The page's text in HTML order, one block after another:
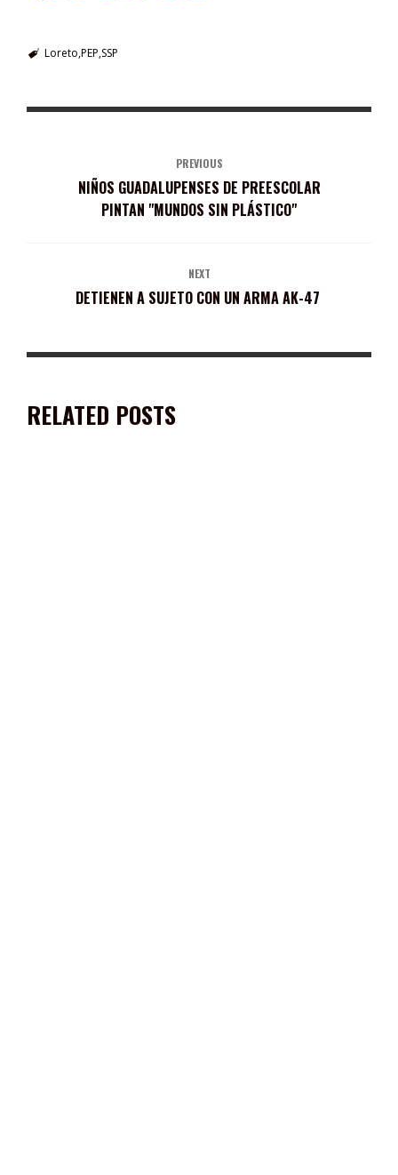
Loreto PEP SSP
PREVIOUS
NIÑOS GUADALUPENSES DE PREESCOLAR
PINTAN "MUNDOS SIN PLÁSTICO"
NEXT
DETIENEN A SUJETO CON UN ARMA AK-47
RELATED POSTS